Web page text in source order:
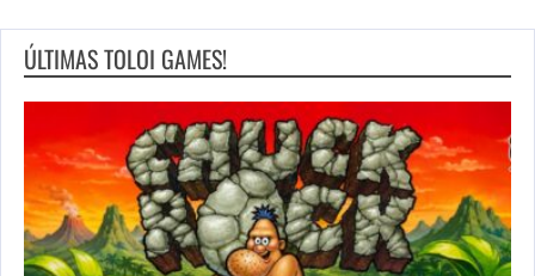
ÚLTIMAS TOLOI GAMES!